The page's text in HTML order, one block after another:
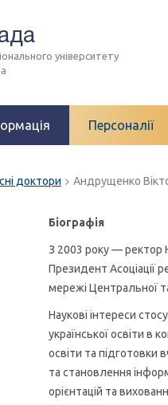
університету
Персоналії
доктори Андрущенко
Біографія
З 2003 року — ректор
Президент Асоціації
мережі Центральної
Наукові інтереси
української освіти в
освіти та підготовки
та становлення
орієнтацій та